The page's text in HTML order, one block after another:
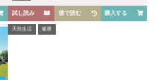
試し読み 後で読む 購入する
天然生活 健康